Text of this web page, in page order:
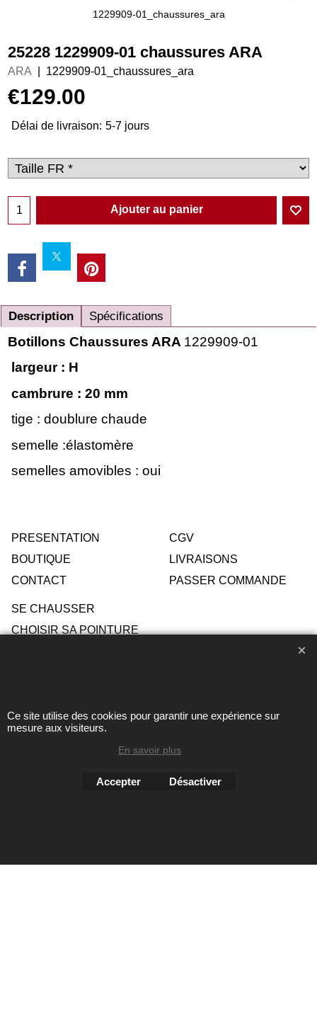
1229909-01_chaussures_ara
25228 1229909-01 chaussures ARA
ARA 1229909-01_chaussures_ara
€129.00
Délai de livraison: 5-7 jours
Ajouter au panier
Description Spécifications
Botillons Chaussures ARA 1229909-01
largeur : H
cambrure : 20 mm
tige : doublure chaude
semelle :élastomère
semelles amovibles : oui
PRESENTATION
BOUTIQUE
CONTACT
CGV
LIVRAISONS
PASSER COMMANDE
SE CHAUSSER
CHOISIR SA POINTURE
Toute reproduction de textes, photos ou autres éléments des
peine de poursuites
Ce site utilise des cookies pour garantir une expérience sur
mesure aux visiteurs.
En savoir plus
Accepter Désactiver